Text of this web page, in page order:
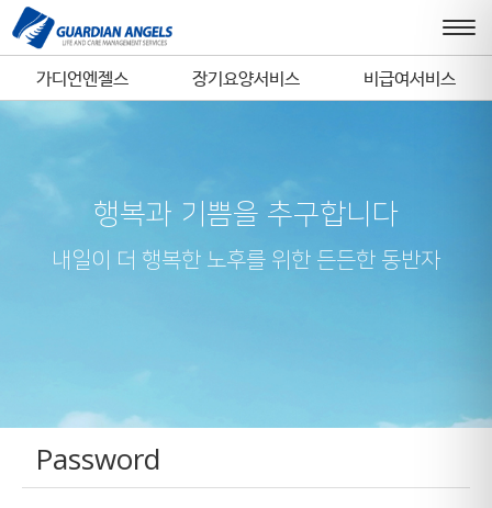
가디언엔젤스 장기요양서비스 비급여서비스
행복과 기쁨을 추구합니다
내일이 더 행복한 노후를 위한 든든한 동반자
Password